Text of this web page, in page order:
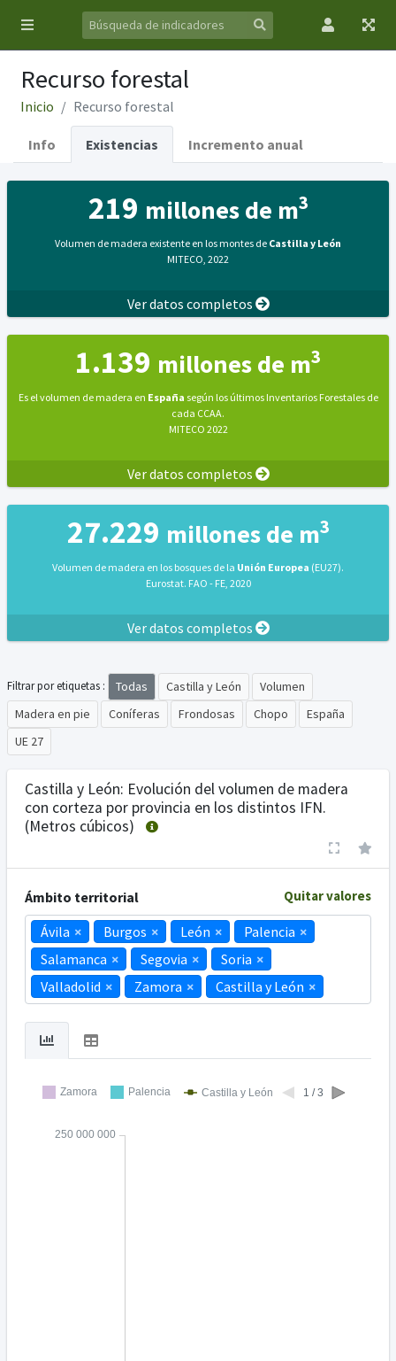
Recurso forestal
Inicio Recurso forestal
Info Existencias Incremento anual
219 millones de m3
Volumen de madera existente en los montes de Castilla y León
MITECO, 2022
Ver datos completos
1.139 millones de m3
Es el volumen de madera en España según los últimos Inventarios Forestales de
cada CCAA.
MITECO 2022
Ver datos completos
27.229 millones de m3
Volumen de madera en los bosques de la Unión Europea (EU27).
Eurostat. FAO - FE, 2020
Ver datos completos
Filtrar por etiquetas : Todas Castilla y León
Volumen
Madera en pie
Coníferas Frondosas Chopo
España
UE 27
Castilla y León: Evolución del volumen de madera
con corteza por provincia en los distintos IFN.
(Metros cúbicos)
Ámbito territorial Quitar valores
×
Ávila ×
Burgos ×
León ×
Palencia
×
Salamanca ×
Segovia ×
Soria
×
Valladolid ×
Zamora ×
Castilla y León
250 000 000
Zamora Palencia Castilla y León 1 / 3